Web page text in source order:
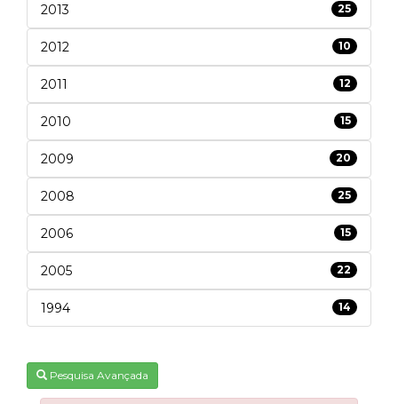
2013 25
2012 10
2011 12
2010 15
2009 20
2008 25
2006 15
2005 22
1994 14
Pesquisa Avançada